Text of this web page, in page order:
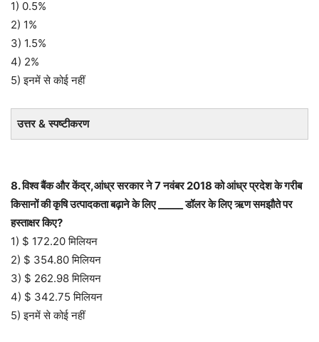
1) 0.5%
2) 1%
3) 1.5%
4) 2%
5) इनमें से कोई नहीं
उत्तर & स्पष्टीकरण
8. विश्व बैंक और केंद्र,आंध्र सरकार ने 7 नवंबर 2018 को आंध्र प्रदेश के गरीब
किसानों की कृषि उत्पादकता बढ़ाने के लिए _____ डॉलर के लिए ऋण समझौते पर
हस्ताक्षर किए?
1) $ 172.20 मिलियन
2) $ 354.80 मिलियन
3) $ 262.98 मिलियन
4) $ 342.75 मिलियन
5) इनमें से कोई नहीं